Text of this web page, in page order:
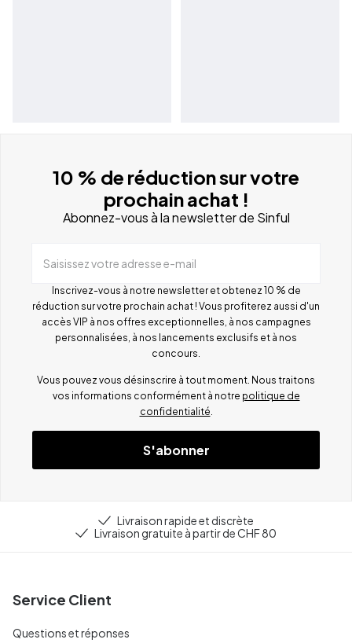
10 % de réduction sur votre
prochain achat !
Abonnez-vous à la newsletter de Sinful
Saisissez votre adresse e-mail
Inscrivez-vous à notre newsletter et obtenez 10 % de
réduction sur votre prochain achat ! Vous profiterez aussi d'un
accès VIP à nos offres exceptionnelles, à nos campagnes
personnalisées, à nos lancements exclusifs et à nos
concours.
Vous pouvez vous désinscrire à tout moment. Nous traitons
vos informations conformément à notre politique de
confidentialité.
S'abonner
Livraison rapide et discrète
Livraison gratuite à partir de CHF 80
Service Client
Questions et réponses